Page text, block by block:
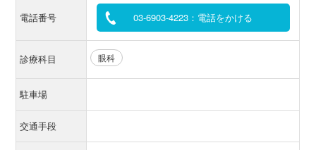
電話番号 03-6903-4223：電話をかける
診療科目 眼科
駐車場
交通手段